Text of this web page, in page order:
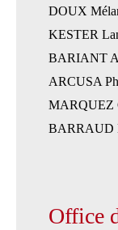
DOUX
KESTER
BARIANT
ARCUSA
MARQUEZ
BARRAUD
Office